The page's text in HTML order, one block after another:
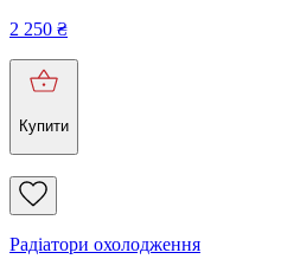
2 250 ₴
Купити
Радіатори охолодження